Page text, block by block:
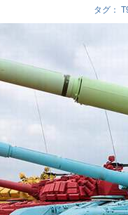
タグ：